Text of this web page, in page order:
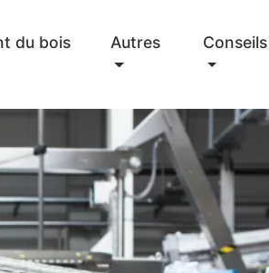
du bois Autres Conseils